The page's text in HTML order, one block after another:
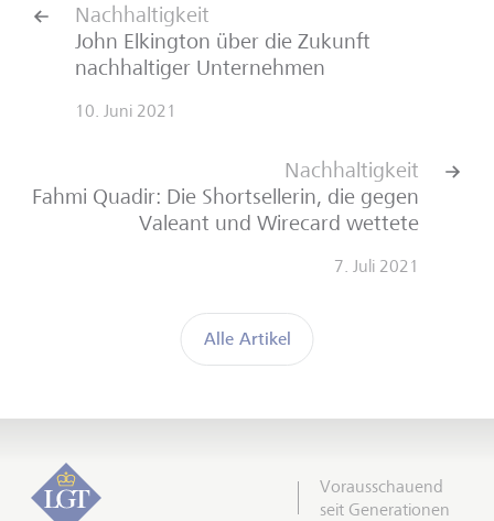
Nachhaltigkeit
John Elkington über die Zukunft
nachhaltiger Unternehmen
10. Juni 2021
Alle Artikel
Nachhaltigkeit
Fahmi Quadir: Die Shortsellerin, die gegen
Valeant und Wirecard wettete
7. Juli 2021
Vorausschauend
seit Generationen